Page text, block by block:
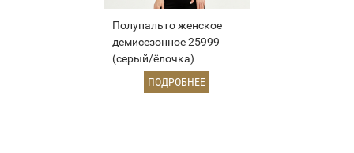
Полупальто женское
демисезонное 25999
(серый/ёлочка)
ПОДРОБНЕЕ